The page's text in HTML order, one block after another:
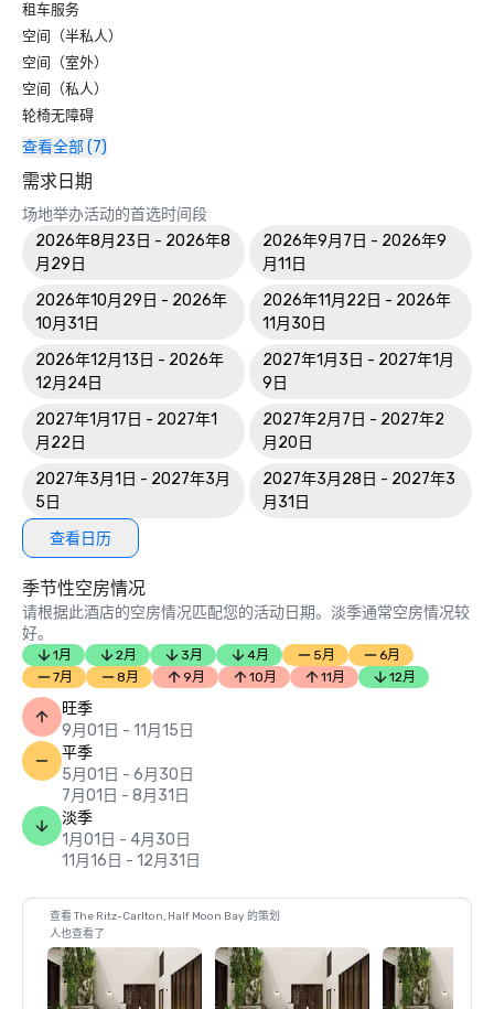
租车服务
空间（半私人）
空间（室外）
空间（私人）
轮椅无障碍
查看全部 (7)
需求日期
场地举办活动的首选时间段
2026年8月23日 - 2026年8
月29日
2026年9月7日 - 2026年9
月11日
2026年10月29日 - 2026年
10月31日
2026年11月22日 - 2026年
11月30日
2026年12月13日 - 2026年
12月24日
2027年1月3日 - 2027年1月
9日
2027年1月17日 - 2027年1
月22日
2027年2月7日 - 2027年2
月20日
2027年3月1日 - 2027年3月
5日
2027年3月28日 - 2027年3
月31日
查看日历
季节性空房情况
请根据此酒店的空房情况匹配您的活动日期。淡季通常空房情况较
好。
1月 2月 3月 4月 5月
6月
7月
8月 9月 10月 11月 12月
旺季
9月01日 - 11月15日
平季
5月01日 - 6月30日
7月01日 - 8月31日
淡季
1月01日 - 4月30日
11月16日 - 12月31日
查看 The Ritz-Carlton, Half Moon Bay 的策划
人也查看了